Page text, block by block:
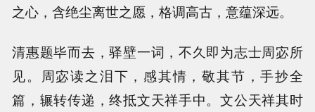
之心，含绝尘离世之愿，格调高古，意蕴深远。
清惠题毕而去，驿壁一词，不久即为志士周宓所
见。周宓读之泪下，感其情，敬其节，手抄全
篇，辗转传递，终抵文天祥手中。文公天祥其时